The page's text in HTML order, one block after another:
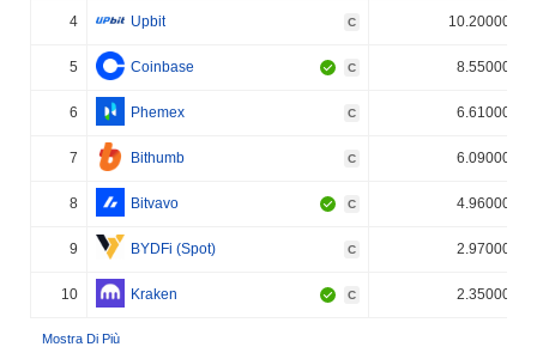
4 Upbit C 10.200000%
5 Coinbase C 8.550000%
6 Phemex C 6.610000%
7 Bithumb C 6.090000%
8 Bitvavo C 4.960000%
9 BYDFi (Spot) C 2.970000%
10 Kraken C 2.350000%
Mostra Di Più